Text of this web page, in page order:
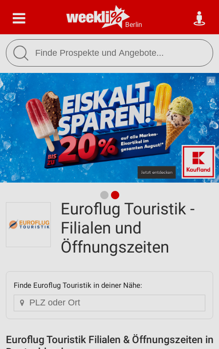
Berlin
Euroflug Touristik -
Filialen und
Öffnungszeiten
Finde Euroflug Touristik in deiner Nähe:
Euroflug Touristik Filialen & Öffnungszeiten in